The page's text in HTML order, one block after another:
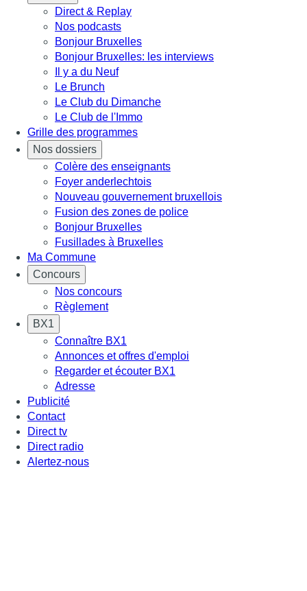
Direct & Replay
Nos podcasts
Bonjour Bruxelles
Bonjour Bruxelles: les interviews
Il y a du Neuf
Le Brunch
Le Club du Dimanche
Le Club de l'Immo
Grille des programmes
Nos dossiers
Colère des enseignants
Foyer anderlechtois
Nouveau gouvernement bruxellois
Fusion des zones de police
Bonjour Bruxelles
Fusillades à Bruxelles
Ma Commune
Concours
Nos concours
Règlement
BX1
Connaître BX1
Annonces et offres d'emploi
Regarder et écouter BX1
Adresse
Publicité
Contact
Direct tv
Direct radio
Alertez-nous